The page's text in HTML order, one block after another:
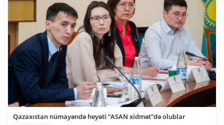
Qazaxıstan nümayəndə heyəti “ASAN xidmət”də olublar